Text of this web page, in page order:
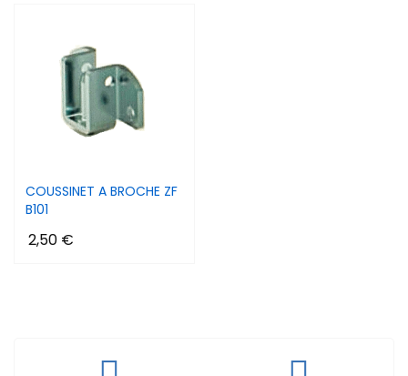
COUSSINET A BROCHE ZF
B101
2,50 €